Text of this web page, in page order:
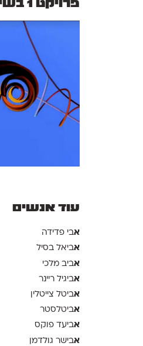
פרויקט 1 בשיתוף עם אאא
עוד אנשים
אבי פדידה
אביאל בסיל
אביב מלכי
אביגיל ריינר
אביטל צייטלין
אביטלסטר
אביעד פוקס
אבישר גולדמן